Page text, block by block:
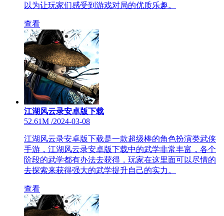
以为让玩家们感受到游戏对局的优质乐趣。
查看
江湖风云录安卓版下载
52.61M /2024-03-08
江湖风云录安卓版下载是一款超级棒的角色扮演类武侠
手游，江湖风云录安卓版下载中的武学非常丰富，各个
阶段的武学都有办法去获得，玩家在这里面可以尽情的
去探索来获得强大的武学提升自己的实力。
查看